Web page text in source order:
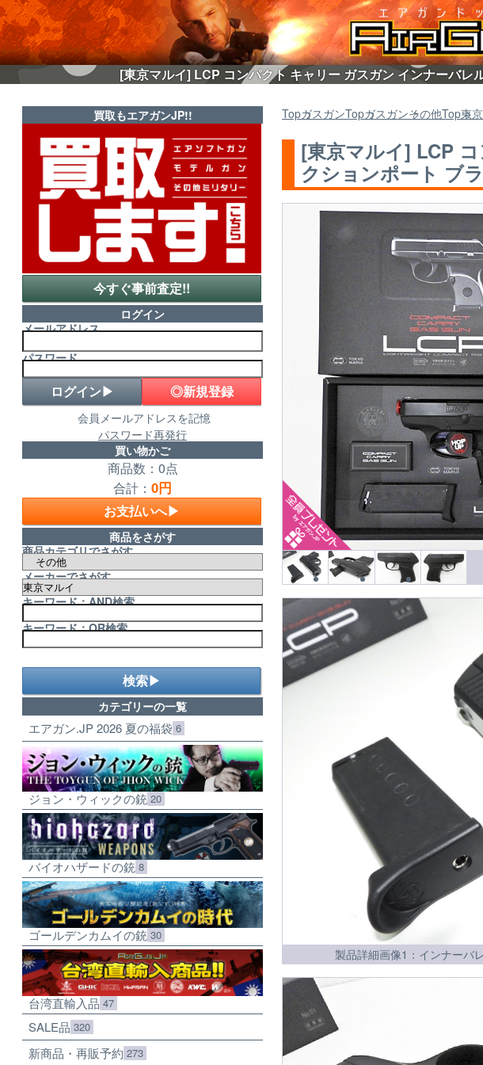
[東京マルイ] LCP コンパクト キャリー ガスガン インナーバ
TopガスガンTopガスガンその他Top東
[東京マルイ] LCP
クションポート ブ
製品詳細画像1：インナーバ
買取もエアガンJP!!
今すぐ事前査定!!
ログイン
メールアドレス
パスワード
◎新規登録
会員メールアドレスを記憶
パスワード再発行
買い物かご
商品数：0点
合計： 0円
お支払いへ▶
商品をさがす
商品カテゴリでさがす
メーカーでさがす
キーワード：AND検索
キーワード：OR検索
検索▶
カテゴリーの一覧
エアガン.JP 2026 夏の福袋 6
ジョン・ウィックの銃 20
バイオハザードの銃 8
ゴールデンカムイの銃 30
台湾直輸入品 47
SALE品 320
新商品・再販予約 273